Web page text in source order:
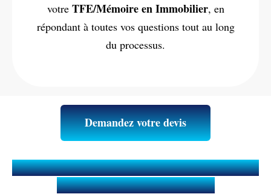
votre TFE/Mémoire en Immobilier, en
répondant à toutes vos questions tout au long
du processus.
Demandez votre devis
Qu’est-ce qu’un Mémoire ou Travail
de fin d'études (TFE) ?